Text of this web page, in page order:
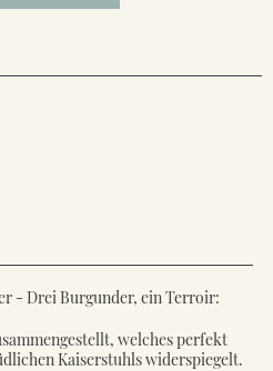
- Drei Burgunder, ein Terroir:
welches perfekt
Kaiserstuhls widerspiegelt.